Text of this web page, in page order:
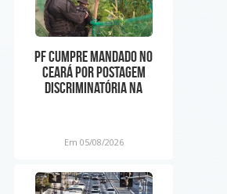
PF cumpre mandado no
Ceará por postagem
discriminatória na
Em 05/08/2026